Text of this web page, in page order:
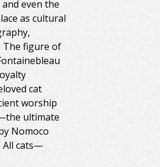
even the
as cultural
The figure of
cat
worship
ultimate
Nomoco
All cats—